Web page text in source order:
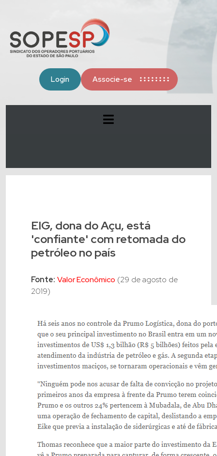
Login Associe-se
EIG, dona do Açu, está
'confiante' com retomada do
petróleo no país
Fonte: Valor Econômico (29 de agosto de
2019)